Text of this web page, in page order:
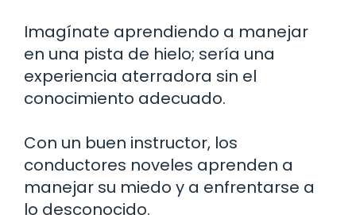
Imagínate aprendiendo a manejar
en una pista de hielo; sería una
experiencia aterradora sin el
conocimiento adecuado.
Con un buen instructor, los
conductores noveles aprenden a
manejar su miedo y a enfrentarse a
lo desconocido.